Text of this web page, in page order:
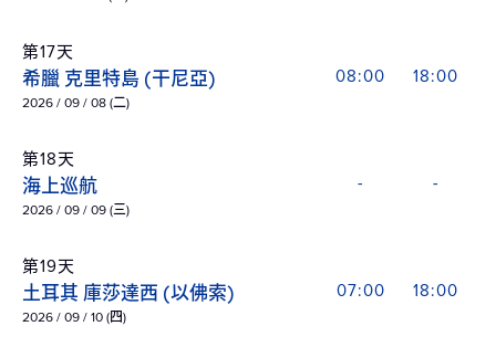
第17天
希臘 克里特島 (干尼亞)
2026 / 09 / 08 (二)
08:00 18:00
第18天
海上巡航
2026 / 09 / 09 (三)
- -
第19天
土耳其 庫莎達西 (以佛索)
2026 / 09 / 10 (四)
07:00 18:00